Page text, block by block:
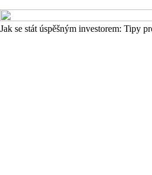
Jak se stát úspěšným investorem: Tipy